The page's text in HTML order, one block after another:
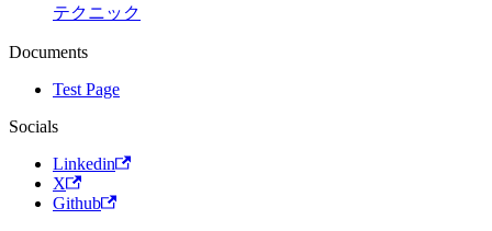
テクニック
Documents
Test Page
Socials
Linkedin
X
Github